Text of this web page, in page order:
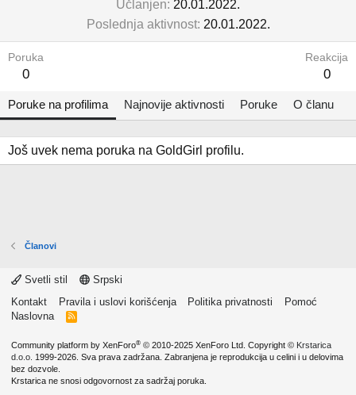
Učlanjen 20.01.2022.
Poslednja aktivnost 20.01.2022.
Poruka
0
Reakcija
0
Poruke na profilima Najnovije aktivnosti Poruke O članu
Još uvek nema poruka na GoldGirl profilu.
Članovi
Svetli stil
Srpski
Kontakt
Pravila i uslovi korišćenja Politika privatnosti
Pomoć
Naslovna
R
Community platform by XenForo® © 2010-2025 XenForo Ltd. Copyright © Krstarica
d.o.o. 1999-2026. Sva prava zadržana. Zabranjena je reprodukcija u celini i u delovima
bez dozvole.
Krstarica ne snosi odgovornost za sadržaj poruka.